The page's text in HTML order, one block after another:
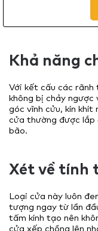
Khả năng
Với kết cấu các
không bị chảy ngược
góc vĩnh cửu, kín
cửa thường được lắp
bão.
Xét về tính
Loại cửa này luôn
tượng ngay từ lần
tấm kính tạo nên
cửa xếp chồng lên